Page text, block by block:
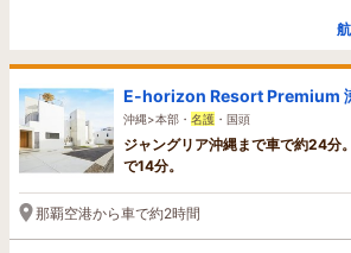
E-horizon Resort Premium
沖縄>本部・ 名護 ・国頭
ジャングリア沖縄まで車で約24分
で14分。
那覇空港から車で約2時間